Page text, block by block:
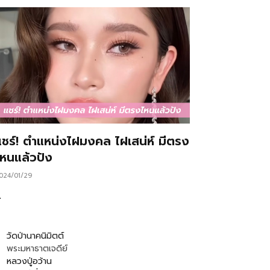
ร์! ตำแหน่งไฝมงคล ไฝเสน่ห์ มีตรง
นแล้วปัง
01/29
วัดป่านาคนิมิตต์
พระมหาธาตเจดีย์
หลวงปู่อว้าน